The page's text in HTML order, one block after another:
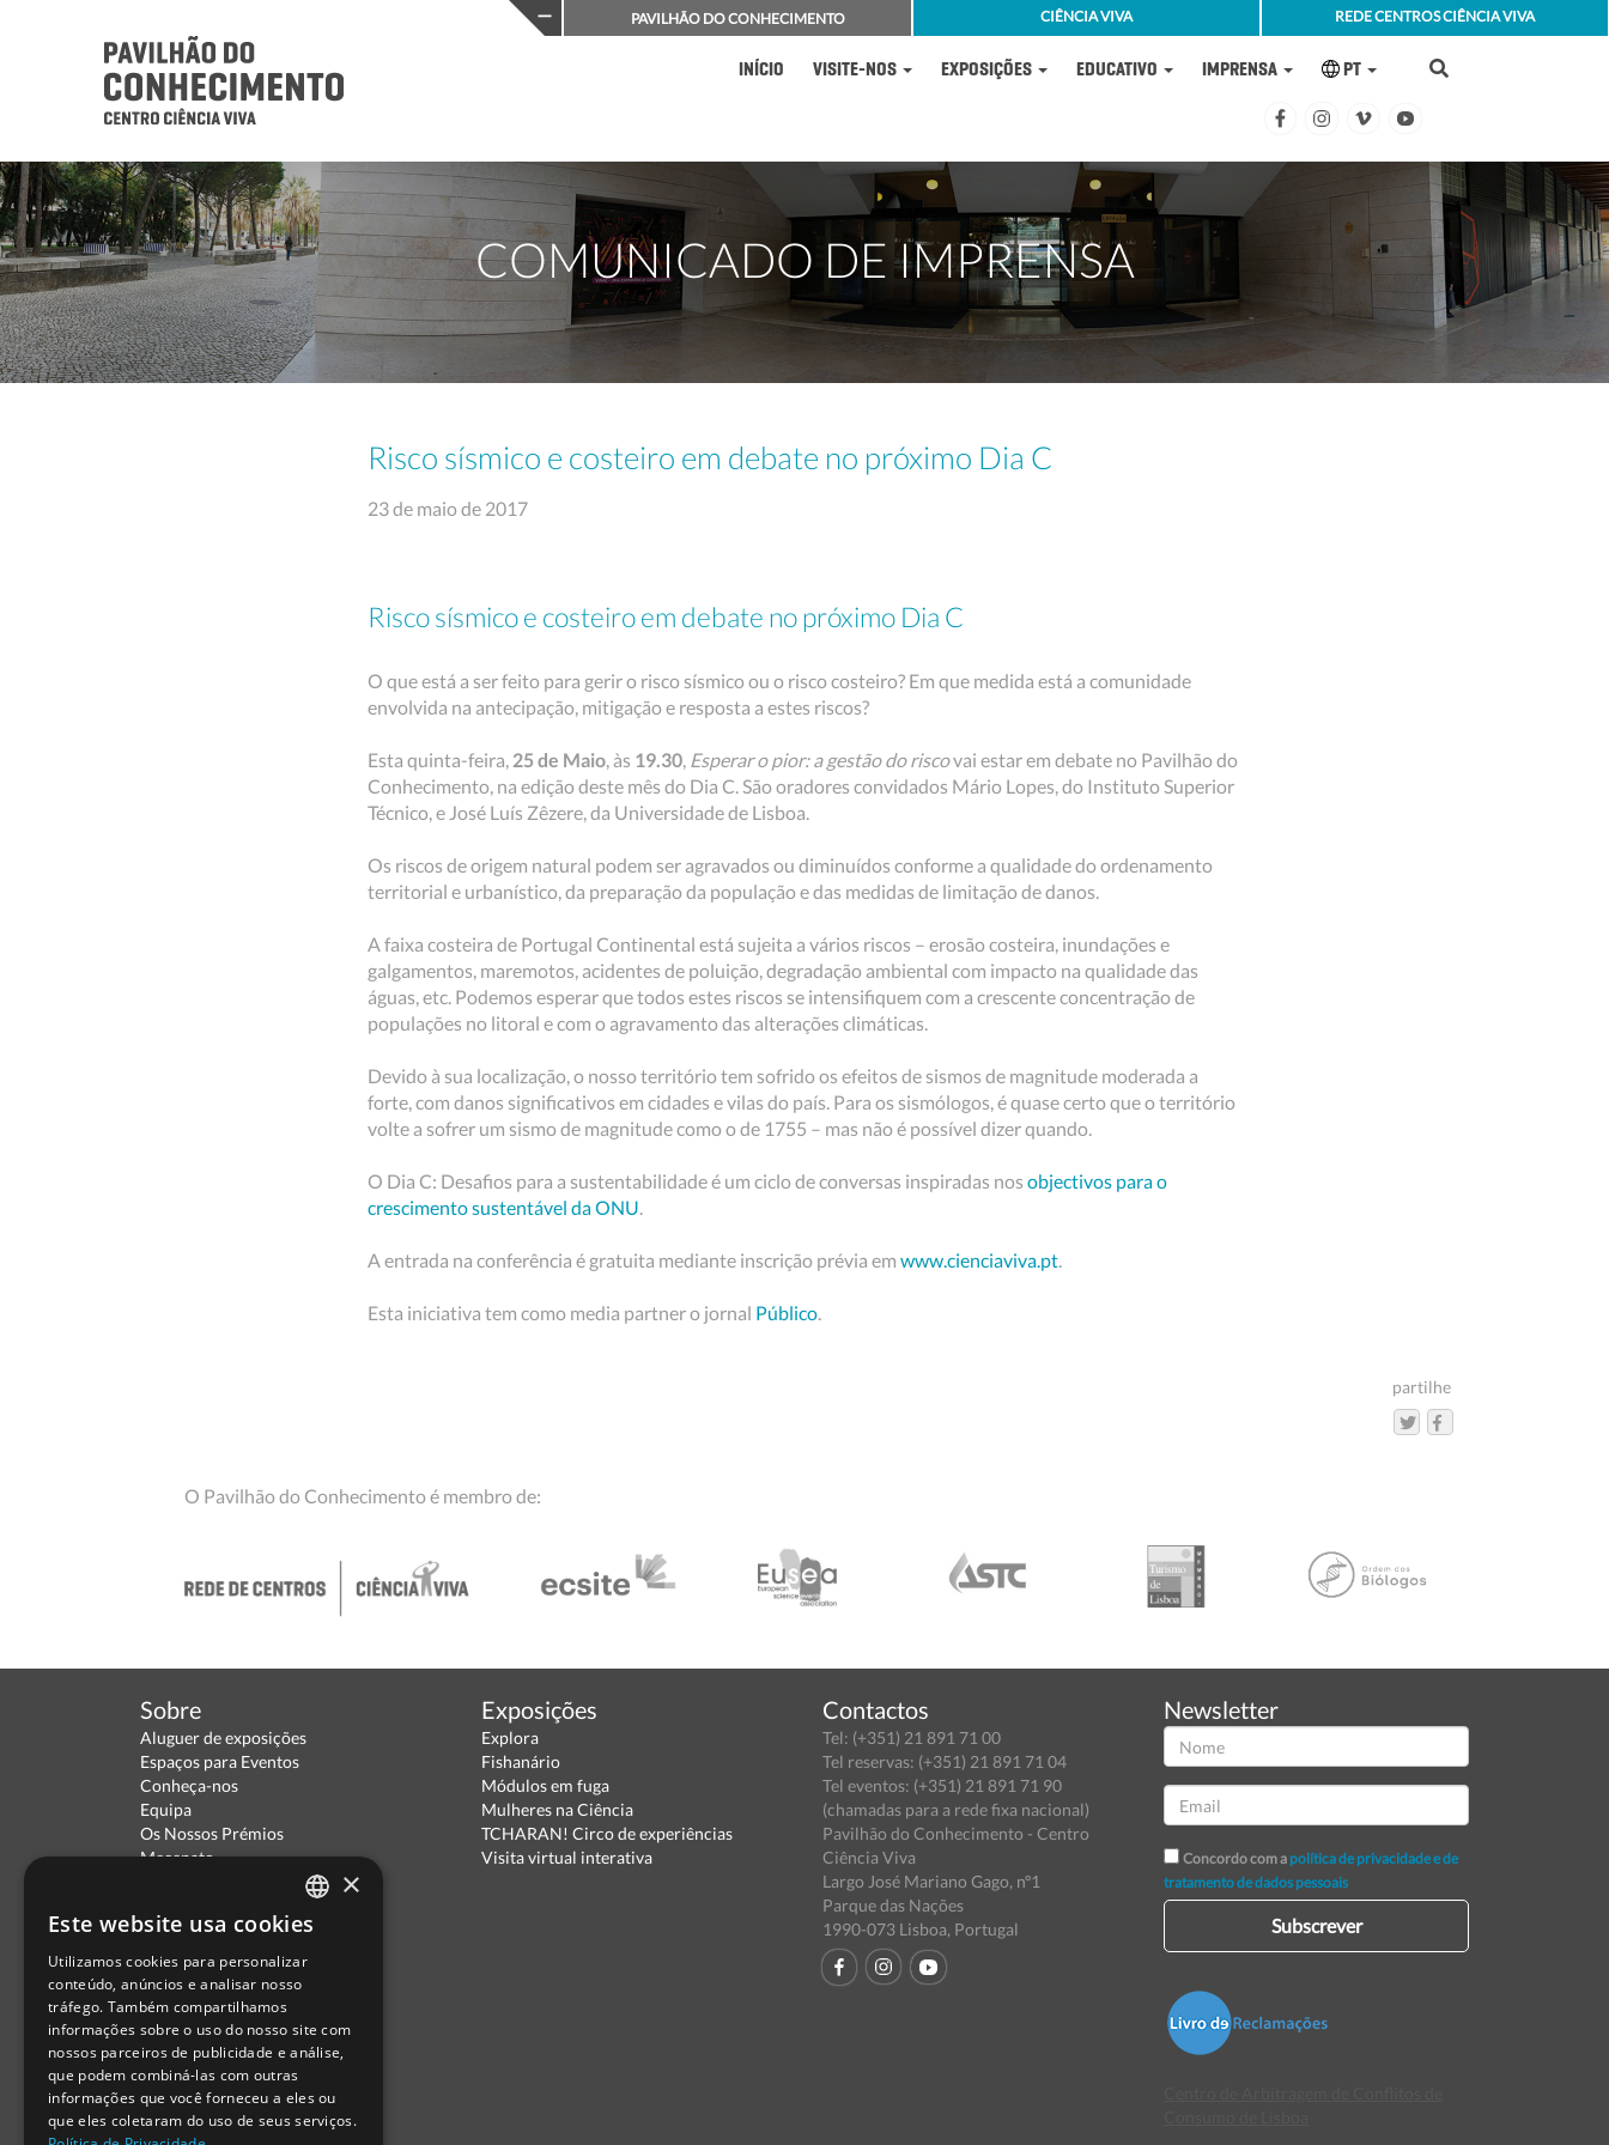
PAVILHÃO DO CONHECIMENTO CIÊNCIA VIVA REDE CENTROS CIÊNCIA VIVA
INÍCIO VISITE-NOS EXPOSIÇÕES EDUCATIVO IMPRENSA PT
COMUNICADO DE IMPRENSA
Risco sísmico e costeiro em debate no próximo Dia C
23 de maio de 2017
Risco sísmico e costeiro em debate no próximo Dia C
O que está a ser feito para gerir o risco sísmico ou o risco costeiro? Em que medida está a comunidade
envolvida na antecipação, mitigação e resposta a estes riscos?
Esta quinta-feira, 25 de Maio, às 19.30, Esperar o pior: a gestão do riscovai estar em debate no Pavilhão do
Conhecimento, na edição deste mês do Dia C. São oradores convidados Mário Lopes, do Instituto Superior
Técnico, e José Luís Zêzere, da Universidade de Lisboa.
Os riscos de origem natural podem ser agravados ou diminuídos conforme a qualidade do ordenamento
territorial e urbanístico, da preparação da população e das medidas de limitação de danos.
A faixa costeira de Portugal Continental está sujeita a vários riscos – erosão costeira, inundações e
galgamentos, maremotos, acidentes de poluição, degradação ambiental com impacto na qualidade das
águas, etc. Podemos esperar que todos estes riscos se intensifiquem com a crescente concentração de
populações no litoral e com o agravamento das alterações climáticas.
Devido à sua localização, o nosso território tem sofrido os efeitos de sismos de magnitude moderada a
forte, com danos significativos em cidades e vilas do país. Para os sismólogos, é quase certo que o território
volte a sofrer um sismo de magnitude como o de 1755 – mas não é possível dizer quando.
O Dia C: Desafios para a sustentabilidade é um ciclo de conversas inspiradas nos objectivos para o
crescimento sustentável da ONU.
A entrada na conferência é gratuita mediante inscrição prévia em www.cienciaviva.pt.
Esta iniciativa tem como media partner o jornal Público.
partilhe
O Pavilhão do Conhecimento é membro de:
Sobre
Aluguer de exposições
Espaços para Eventos
Conheça-nos
Equipa
Os Nossos Prémios
Mecenato
Termos de Utilização
Escola Ciência Viva
Contactar
Relatório Anual RCN 2024
Relatório Intercalar RCN 2025
Exposições
Explora
Fishanário
Módulos em fuga
Mulheres na Ciência
TCHARAN! Circo de experiências
Visita virtual interativa
Contactos
Tel: (+351) 21 891 71 00
Tel reservas: (+351) 21 891 71 04
Tel eventos: (+351) 21 891 71 90
(chamadas para a rede fixa nacional)
Pavilhão do Conhecimento - Centro
Ciência Viva
Largo José Mariano Gago, nº1
Parque das Nações
1990-073 Lisboa, Portugal
Newsletter
Concordo com a política de privacidade e de
tratamento de dados pessoais
Subscrever
PORTUGUESE
ENGLISH
SPANISH
×
Este website usa cookies
Utilizamos cookies para personalizar
conteúdo, anúncios e analisar nosso
tráfego. Também compartilhamos
informações sobre o uso do nosso site com
nossos parceiros de publicidade e análise,
que podem combiná-las com outras
informações que você forneceu a eles ou
que eles coletaram do uso de seus serviços.